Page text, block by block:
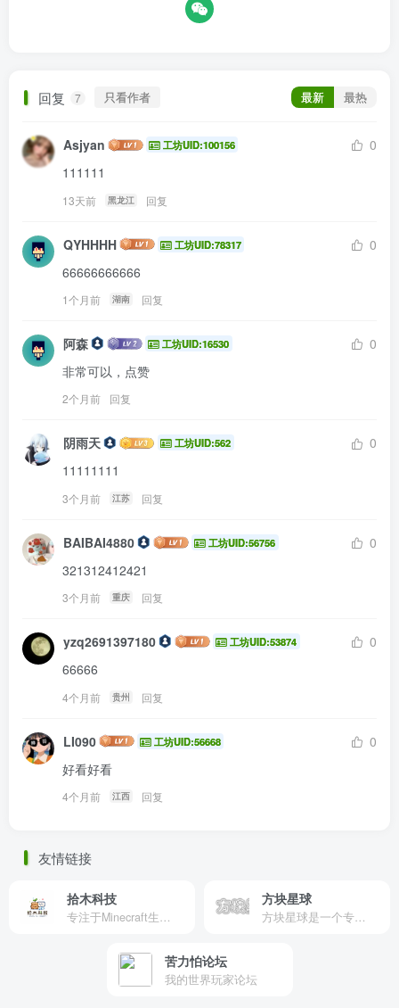
回复 7 只看作者 最新 最热
Asjyan 工坊UID:100156
0
111111
13天前 黑龙江 回复
QYHHHH 工坊UID:78317
0
66666666666
1个月前 湖南 回复
阿森 工坊UID:16530
0
非常可以，点赞
2个月前 回复
阴雨天 工坊UID:562
0
11111111
3个月前 江苏 回复
BAIBAI4880 工坊UID:56756
0
321312412421
3个月前 重庆 回复
yzq2691397180 工坊UID:53874
0
66666
4个月前 贵州 回复
LI090 工坊UID:56668
0
好看好看
4个月前 江西 回复
友情链接
拾木科技
专注于Minecraft生态建设
方块星球
方块星球是一个专注于我的世界的中文论坛，提供丰富的资源分享、玩家交流和创意展示，包括地图、皮肤、数据包等内容，打造Minecraft玩家的专属社区乐园！
苦力怕论坛
我的世界玩家论坛